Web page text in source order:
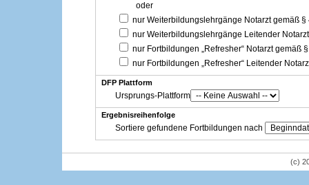
oder
nur Weiterbildungslehrgänge Notarzt gemäß §
nur Weiterbildungslehrgänge Leitender
nur Fortbildungen „Refresher“ Notarzt gemäß
nur Fortbildungen „Refresher“ Leitender
DFP Plattform
Ursprungs-Plattform
Ergebnisreihenfolge
Sortiere gefundene Fortbildungen nach
(c)